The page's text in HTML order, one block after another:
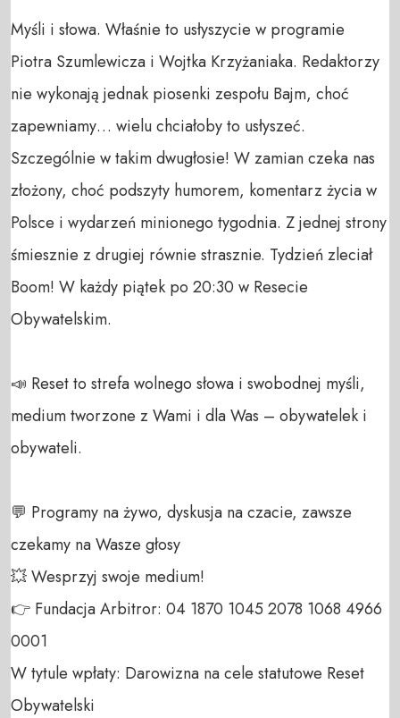
Myśli i słowa. Właśnie to usłyszycie w programie
Piotra Szumlewicza i Wojtka Krzyżaniaka. Redaktorzy
nie wykonają jednak piosenki zespołu Bajm, choć
zapewniamy… wielu chciałoby to usłyszeć.
Szczególnie w takim dwugłosie! W zamian czeka nas
złożony, choć podszyty humorem, komentarz życia w
Polsce i wydarzeń minionego tygodnia. Z jednej strony
śmiesznie z drugiej równie strasznie. Tydzień zleciał
Boom! W każdy piątek po 20:30 w Resecie
Obywatelskim.
📣 Reset to strefa wolnego słowa i swobodnej myśli,
medium tworzone z Wami i dla Was – obywatelek i
obywateli.
💬 Programy na żywo, dyskusja na czacie, zawsze
czekamy na Wasze głosy
💥 Wesprzyj swoje medium!
👉 Fundacja Arbitror: 04 1870 1045 2078 1068 4966
0001
W tytule wpłaty: Darowizna na cele statutowe Reset
Obywatelski